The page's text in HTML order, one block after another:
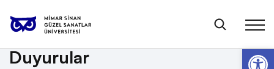
Anasayfa
Genel Duyurular
İdari Personel Naklen Tayin Başvuru Sonuç Listesi
Duyurular